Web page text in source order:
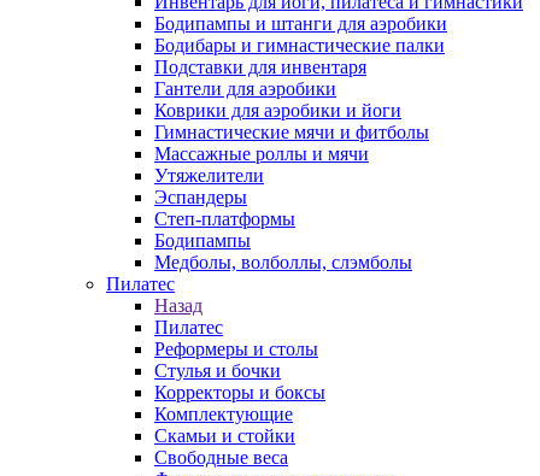
Бодипампы и штанги для аэробики
Бодибары и гимнастические палки
Подставки для инвентаря
Гантели для аэробики
Коврики для аэробики и йоги
Гимнастические мячи и фитболы
Массажные роллы и мячи
Утяжелители
Эспандеры
Степ-платформы
Бодипампы
Медболы, волболлы, слэмболы
Пилатес
Назад
Пилатес
Реформеры и столы
Стулья и бочки
Корректоры и боксы
Комплектующие
Скамьи и стойки
Свободные веса